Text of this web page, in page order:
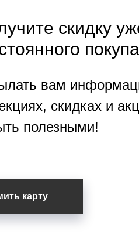
скидку
вам
скидках и
полезными!
карту